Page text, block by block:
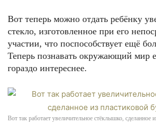
Вот теперь можно отдать ребёнку
стекло, изготовленное при его
участии, что поспособствует ещё
Теперь познавать окружающий мир
гораздо интереснее.
Вот так работает увеличительное стёклышко, сделанное